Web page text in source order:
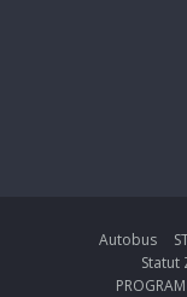
Autobus
Statut